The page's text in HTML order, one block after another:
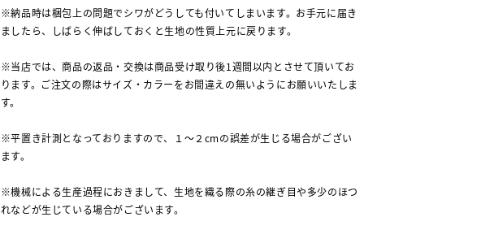
※納品時は梱包上の問題でシワがどうしても付いてしまいます。お手元に届き
ましたら、しばらく伸ばしておくと生地の性質上元に戻ります。
※当店では、商品の返品・交換は商品受け取り後1週間以内とさせて頂いてお
ります。ご注文の際はサイズ・カラーをお間違えの無いようにお願いいたしま
す。
※平置き計測となっておりますので、１～２cmの誤差が生じる場合がござい
ます。
※機械による生産過程におきまして、生地を織る際の糸の継ぎ目や多少のほつ
れなどが生じている場合がございます。